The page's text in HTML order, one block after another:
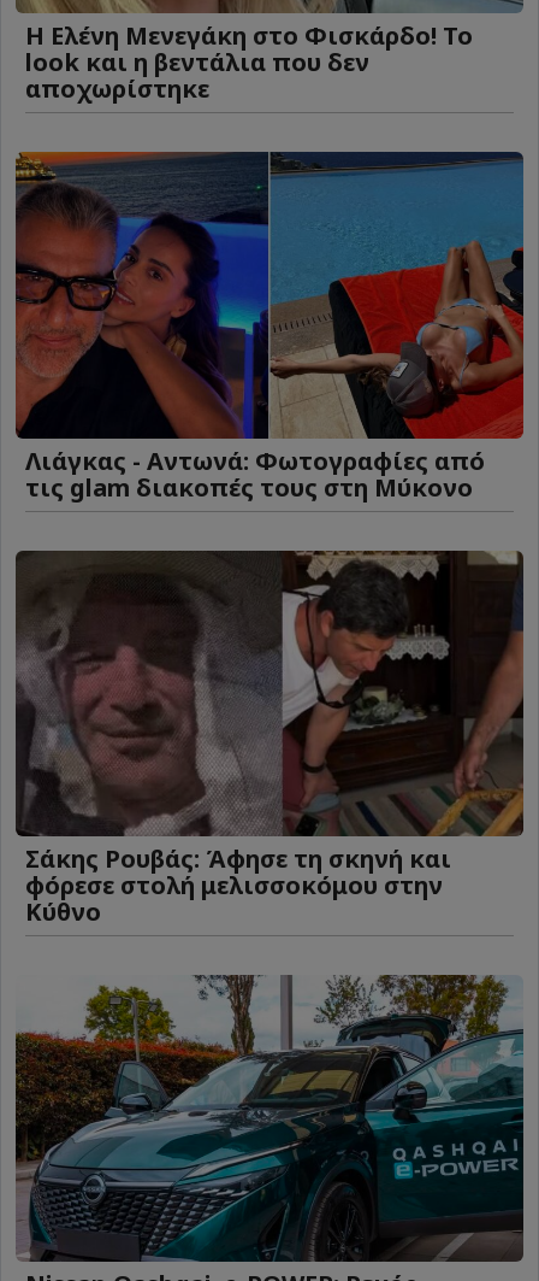
Η Ελένη Μενεγάκη στο Φισκάρδο! Το
look και η βεντάλια που δεν
αποχωρίστηκε
Λιάγκας - Αντωνά: Φωτογραφίες από
τις glam διακοπές τους στη Μύκονο
Σάκης Ρουβάς: Άφησε τη σκηνή και
φόρεσε στολή μελισσοκόμου στην
Κύθνο